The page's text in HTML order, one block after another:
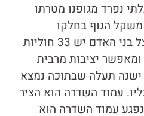
נפרד מגופנו מטרתו
הגוף בחלקו
העליון.לעמוד השדרה אצל בני האדם יש 33 חוליות
יציבות מרבית
ישנה תעלה שבתוכה נמצא
עמוד השדרה הוא הציר
עמוד השדרה הוא